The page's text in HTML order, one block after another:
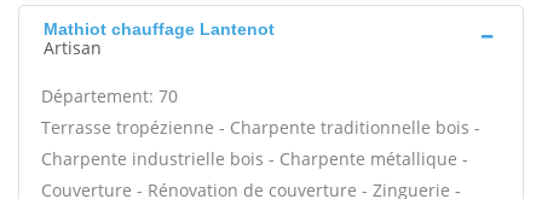
Mathiot chauffage Lantenot
Artisan
Département: 70
Terrasse tropézienne - Charpente traditionnelle bois -
Charpente industrielle bois - Charpente métallique -
Couverture - Rénovation de couverture - Zinguerie -